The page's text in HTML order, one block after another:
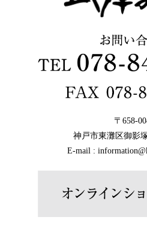
〒658-
神戸市東灘区御影
E-mail :